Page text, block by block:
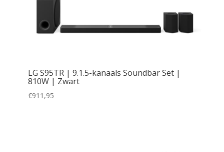
LG S95TR | 9.1.5-kanaals Soundbar Set |
810W | Zwart
€911,95